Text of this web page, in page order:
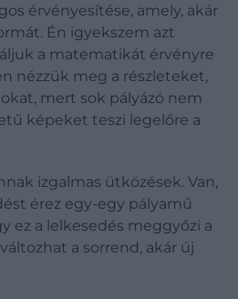
érvényesítése, amely, akár
Én igyekszem azt
a matematikát érvényre
nézzük meg a részleteket,
mert sok pályázó nem
képeket teszi legelőre a
izgalmas ütközések. Van,
érez egy-egy pályamű
ez a lelkesedés meggyőzi a
a sorrend, akár új